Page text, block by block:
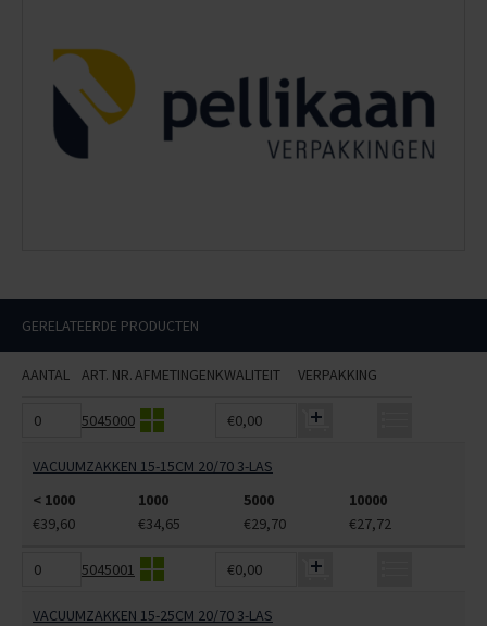
GERELATEERDE PRODUCTEN
AANTAL ART. NR.AFMETINGENKWALITEIT VERPAKKING
5045000 €0,00
VACUUMZAKKEN 15-15CM 20/70 3-LAS
< 1000
1000 5000
10000
€39,60
€34,65 €29,70 €27,72
5045001 €0,00
VACUUMZAKKEN 15-25CM 20/70 3-LAS